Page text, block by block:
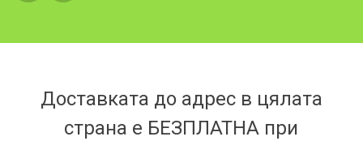
Доставката до адрес в цялата
страна е БЕЗПЛАТНА при